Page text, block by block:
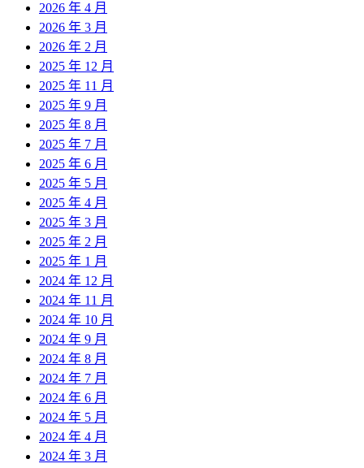
2026 年 4 月
2026 年 3 月
2026 年 2 月
2025 年 12 月
2025 年 11 月
2025 年 9 月
2025 年 8 月
2025 年 7 月
2025 年 6 月
2025 年 5 月
2025 年 4 月
2025 年 3 月
2025 年 2 月
2025 年 1 月
2024 年 12 月
2024 年 11 月
2024 年 10 月
2024 年 9 月
2024 年 8 月
2024 年 7 月
2024 年 6 月
2024 年 5 月
2024 年 4 月
2024 年 3 月